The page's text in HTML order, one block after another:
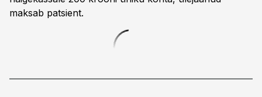
maksab patsient.